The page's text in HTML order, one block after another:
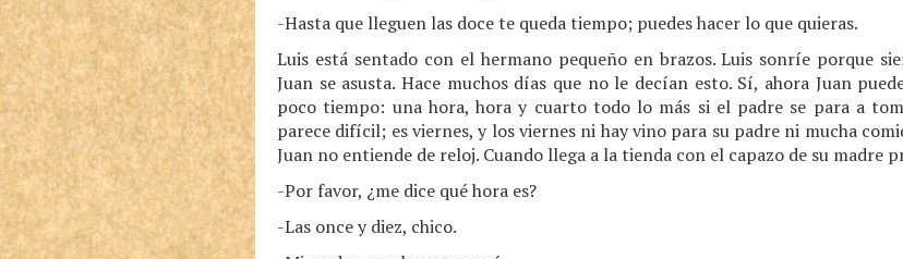
-Hasta que lleguen las doce te queda tiempo; puedes hacer lo que quieras.
Luis está sentado con el hermano pequeño en brazos. Luis sonríe porque
Juan se asusta. Hace muchos días que no le decían esto. Sí, ahora Juan
poco tiempo: una hora, hora y cuarto todo lo más si el padre se para a
parece difícil; es viernes, y los viernes ni hay vino para su padre ni mucha
Juan no entiende de reloj. Cuando llega a la tienda con el capazo de su madre
-Por favor, ¿me dice qué hora es?
-Las once y diez, chico.